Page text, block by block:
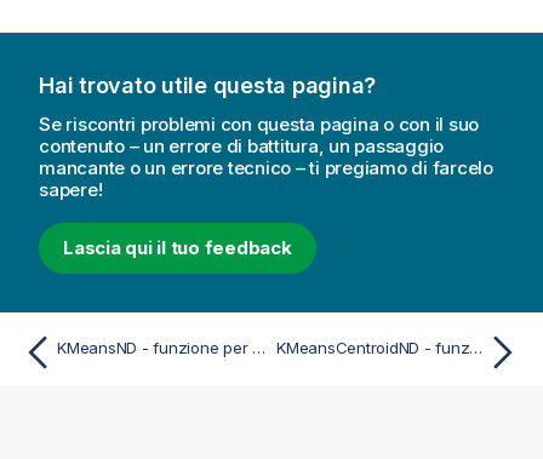
Hai trovato utile questa pagina?
Se riscontri problemi con questa pagina o con il suo
contenuto – un errore di battitura, un passaggio
mancante o un errore tecnico – ti pregiamo di farcelo
sapere!
Lascia qui il tuo feedback
KMeansND - funzione per grafici KMeansCentroidND - funzione per grafici